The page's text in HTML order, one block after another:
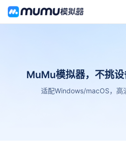
MuMu模拟器，不挑设
适配Windows/macOS，高